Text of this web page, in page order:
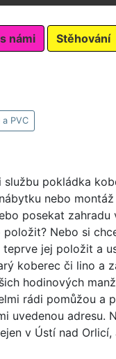
námi Stěhování
PVC
pokládka
nebo
posekat zahradu
Nebo si
jej položit a
koberec či lino a
hodinových
rádi pomůžou a
uvedenou adresu.
v Ústí nad